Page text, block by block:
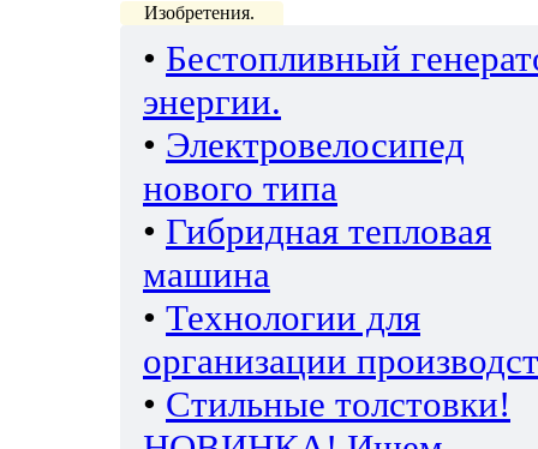
Изобретения.
• Бестопливный
энергии.
• Электровелосипед
нового типа
• Гибридная тепловая
машина
• Технологии для
организации
• Стильные толстовки!